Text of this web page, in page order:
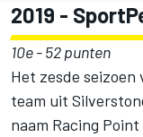
2019 -
10e - 52 punten
Het zesde
team uit
naam Racing